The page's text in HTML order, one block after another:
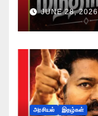
JUNE 28, 2026
அரசியல் இதழ்கள்